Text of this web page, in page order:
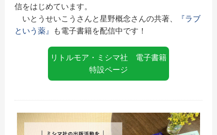
信をはじめています。
いとうせいこうさんと星野概念さんの共著、
『ラブ
という薬』 も電子書籍を配信中です！
リトルモア・ミシマ社 電子書籍
特設ページ